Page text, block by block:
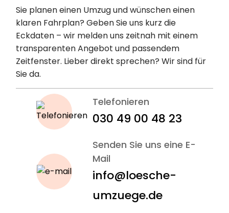
Unterschieden und übernehmen auf Wunsch die
Kommunikation mit der Krankenkasse. Am Ende
wissen Sie genau, was zu tun ist – ohne Unsicherheit
oder Mehraufwand.
Lösche Umzüge hilft bei der
Ummeldung
Wir übernehmen nicht nur den Transport, sondern
helfen auch bei allen Formalitäten.
bei der Krankenkasse über die Adressänderung bis
zu speziellen Themen wie Büroumzug oder
Pflegekasse Umzug – Sie haben immer einen
festen Ansprechpartner.
Persönliche Beratung bei Ummeldung, Wechsel
Sie planen einen Umzug und wünschen einen
klaren Fahrplan? Geben Sie uns kurz die
Eckdaten – wir melden uns zeitnah mit einem
transparenten Angebot und passendem
Zeitfenster. Lieber direkt sprechen? Wir sind für
Sie da.
Telefonieren
030 49 00 48 23
Senden Sie uns eine E-
Mail
info@loesche-
umzuege.de